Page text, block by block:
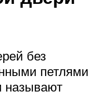
без
петлями
называют